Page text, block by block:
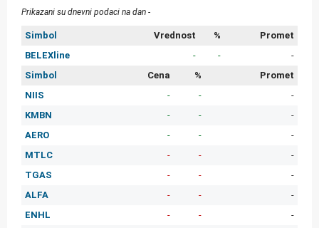
Prikazani su dnevni podaci na dan -
Simbol Vrednost %
Promet
BELEXline
- -
-
Simbol
Cena %
Promet
NIIS
- -
-
KMBN
- -
-
AERO
- -
-
MTLC
- -
-
TGAS
- -
-
ALFA
- -
-
ENHL
- -
-